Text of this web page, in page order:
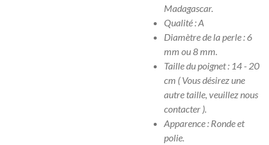
Madagascar.
Qualité : A
Diamètre de la perle : 6
mm ou 8 mm.
Taille du poignet : 14 - 20
cm ( Vous désirez une
autre taille, veuillez nous
contacter ).
Apparence : Ronde et
polie.